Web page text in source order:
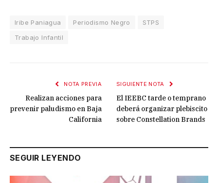
Iribe Paniagua Periodismo Negro
STPS
Trabajo Infantil
NOTA PREVIA
Realizan acciones para
prevenir paludismo en Baja
California
SIGUIENTE NOTA
El IEEBC tarde o temprano
deberá organizar plebiscito
sobre Constellation Brands
SEGUIR LEYENDO